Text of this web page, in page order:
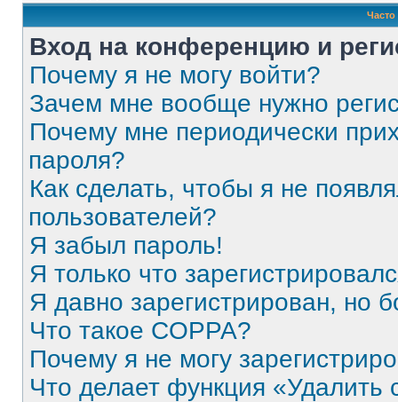
Вход на конференцию и
Почему я не могу войти?
Зачем мне вообще нужно
Почему мне периодически
пароля?
Как сделать, чтобы я не
пользователей?
Я забыл пароль!
Я только что
Я давно зарегистрирован, но
Что такое COPPA?
Почему я не могу
Что делает функция